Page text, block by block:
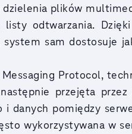
dzielenia plików
odtwarzania.
system sam dostosuje
Messaging Protocol,
przejęta przez
i danych pomiędzy
wykorzystywana w